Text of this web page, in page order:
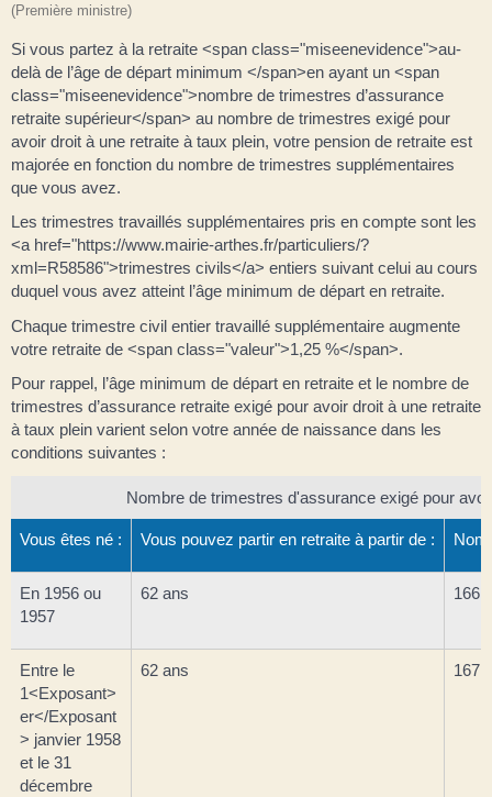
(Première ministre)
Si vous partez à la retraite <span class="miseenevidence">au-
delà de l’âge de départ minimum </span>en ayant un <span
class="miseenevidence">nombre de trimestres d’assurance
retraite supérieur</span> au nombre de trimestres exigé pour
avoir droit à une retraite à taux plein, votre pension de retraite est
majorée en fonction du nombre de trimestres supplémentaires
que vous avez.
Les trimestres travaillés supplémentaires pris en compte sont les
<a href="https://www.mairie-arthes.fr/particuliers/?
xml=R58586">trimestres civils</a> entiers suivant celui au cours
duquel vous avez atteint l’âge minimum de départ en retraite.
Chaque trimestre civil entier travaillé supplémentaire augmente
votre retraite de <span class="valeur">1,25 %</span>.
Pour rappel, l’âge minimum de départ en retraite et le nombre de
trimestres d’assurance retraite exigé pour avoir droit à une retraite
à taux plein varient selon votre année de naissance dans les
conditions suivantes :
Nombre de trimestres d'assurance exigé pour
Vous êtes né : Vous pouvez partir en retraite à partir de :
En 1956 ou
1957
62 ans 166
Entre le
1<Exposant>
er</Exposant
> janvier 1958
et le 31
décembre
62 ans 167